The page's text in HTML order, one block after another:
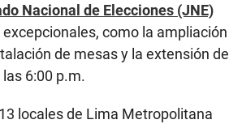
Nacional de Elecciones (JNE)
como la ampliación
de mesas y la extensión de
6:00 p.m.
locales de Lima Metropolitana